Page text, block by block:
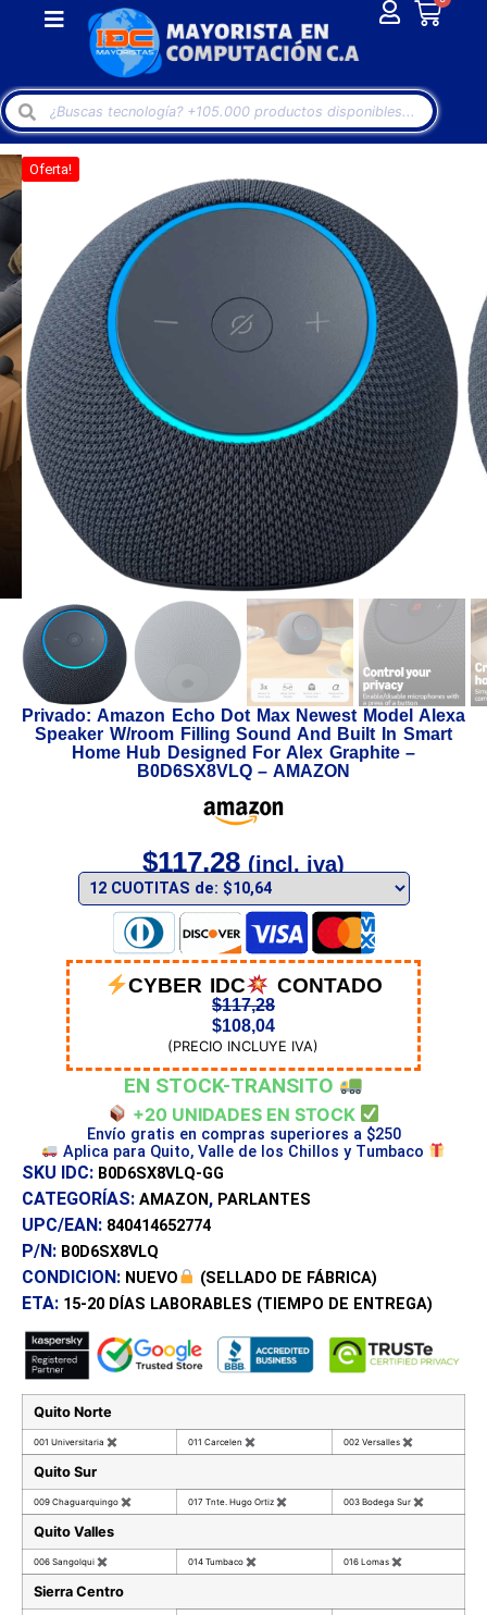
Oferta!
Privado: Amazon Echo Dot Max Newest Model Alexa
Speaker W/room Filling Sound And Built In Smart
Home Hub Designed For Alex Graphite –
B0D6SX8VLQ – AMAZON
$117,28 (incl. iva)
CYBER IDC CONTADO
$117,28
$108,04
(PRECIO INCLUYE IVA)
EN STOCK-TRANSITO
+20 UNIDADES EN STOCK
Envío gratis en compras superiores a $250
Aplica para Quito, Valle de los Chillos y Tumbaco
SKU IDC: B0D6SX8VLQ-GG
CATEGORÍAS: AMAZON , PARLANTES
UPC/EAN: 840414652774
P/N: B0D6SX8VLQ
CONDICION: NUEVO (SELLADO DE FÁBRICA)
ETA: 15-20 DÍAS LABORABLES (TIEMPO DE ENTREGA)
Quito Norte
001 Universitaria ✖ 011 Carcelen ✖ 002 Versalles ✖
Quito Sur
009 Chaguarquingo ✖ 017 Tnte. Hugo Ortiz ✖ 003 Bodega Sur ✖
Quito Valles
006 Sangolqui ✖ 014 Tumbaco ✖ 016 Lomas ✖
Sierra Centro